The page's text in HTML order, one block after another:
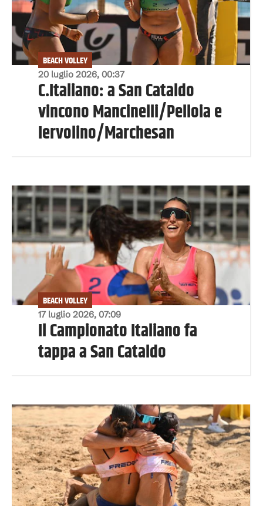
20 luglio 2026, 00:37
BEACH VOLLEY
C.Italiano: a San Cataldo
vincono Mancinelli/Pelloia e
Iervolino/Marchesan
17 luglio 2026, 07:09
BEACH VOLLEY
Il Campionato Italiano fa
tappa a San Cataldo